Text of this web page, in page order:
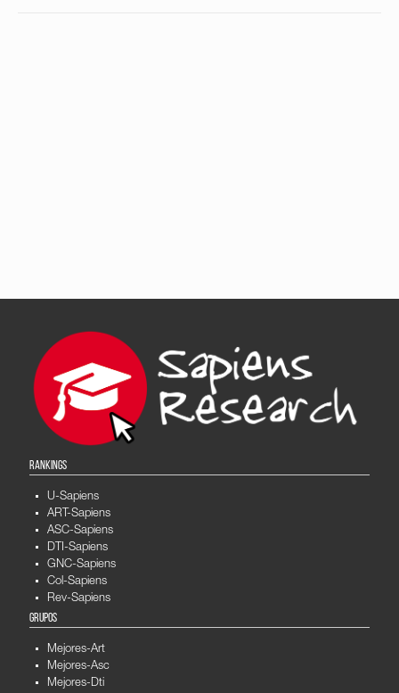
RANKINGS
U-Sapiens
ART-Sapiens
ASC-Sapiens
DTI-Sapiens
GNC-Sapiens
Col-Sapiens
Rev-Sapiens
GRUPOS
Mejores-Art
Mejores-Asc
Mejores-Dti